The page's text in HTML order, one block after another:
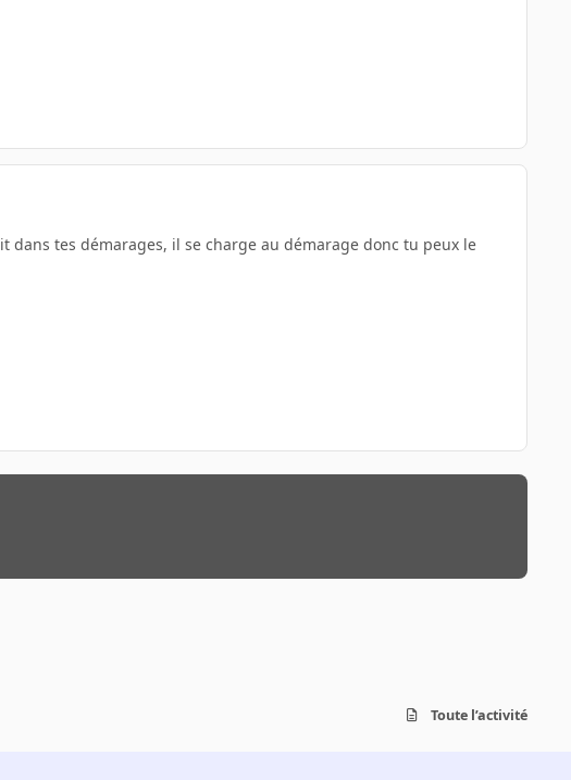
tes démarages, il se charge au démarage donc tu peux le
Toute l’activité